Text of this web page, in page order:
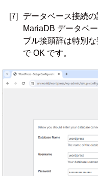
[7]
データベース接続
MariaDB データベ
ブル接頭辞は特別
で OK です。